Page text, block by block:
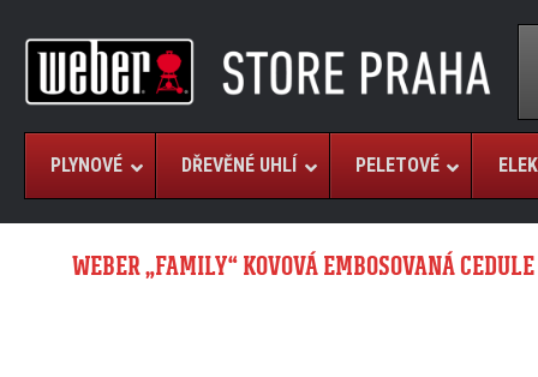
PLYNOVÉ DŘEVĚNÉ UHLÍ PELETOVÉ
WEBER „FAMILY“ KOVOVÁ EMBOSOVANÁ CEDULE